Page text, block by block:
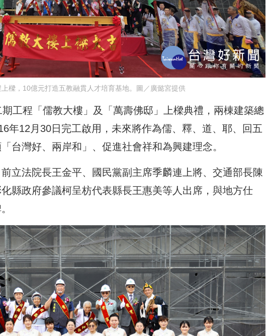
樑，10億元打造五教融貫人才培育基地。圖／廣懿宮提供
工程「儒教大樓」及「萬壽佛邸」上樑典禮，兩棟建築總
年12月30日完工啟用，未來將作為儒、釋、道、耶、回五
台灣好、兩岸和」、促進社會祥和為興建理念。
立法院長王金平、國民黨副主席季麟連上將、交通部長陳
縣政府參議柯呈枋代表縣長王惠美等人出席，與地方仕